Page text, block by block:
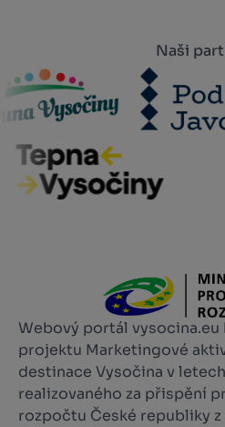
Naši
Webový portál
projektu Marketingové
destinace Vysočina v
realizovaného za přispění
rozpočtu České republiky